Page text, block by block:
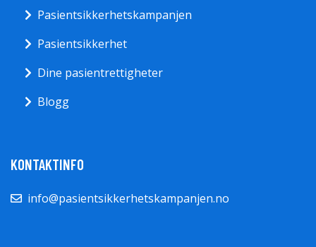
Pasientsikkerhetskampanjen
Pasientsikkerhet
Dine pasientrettigheter
Blogg
KONTAKTINFO
info@pasientsikkerhetskampanjen.no